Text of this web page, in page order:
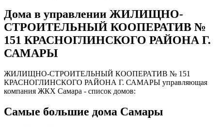
Дома в управлении ЖИЛИЩНО-
СТРОИТЕЛЬНЫЙ КООПЕРАТИВ №
151 КРАСНОГЛИНСКОГО РАЙОНА Г.
САМАРЫ
ЖИЛИЩНО-СТРОИТЕЛЬНЫЙ КООПЕРАТИВ № 151
КРАСНОГЛИНСКОГО РАЙОНА Г. САМАРЫ управляющая
компания ЖКХ Самара - список домов:
Самые большие дома Самары